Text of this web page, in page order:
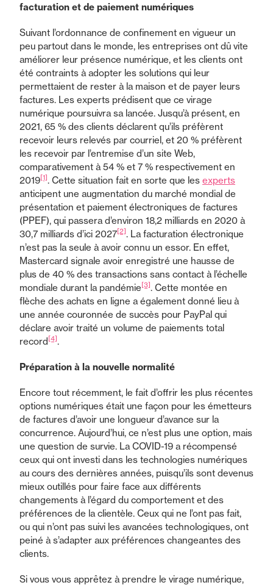
facturation et de paiement numériques
Suivant l’ordonnance de confinement en vigueur un
peu partout dans le monde, les entreprises ont dû vite
améliorer leur présence numérique, et les clients ont
été contraints à adopter les solutions qui leur
permettaient de rester à la maison et de payer leurs
factures. Les experts prédisent que ce virage
numérique poursuivra sa lancée. Jusqu’à présent, en
2021, 65 % des clients déclarent qu’ils préfèrent
recevoir leurs relevés par courriel, et 20 % préfèrent
les recevoir par l’entremise d’un site Web,
comparativement à 54 % et 7 % respectivement en
2019[1]. Cette situation fait en sorte que les experts
anticipent une augmentation du marché mondial de
présentation et paiement électroniques de factures
(PPEF), qui passera d’environ 18,2 milliards en 2020 à
30,7 milliards d’ici 2027[2]. La facturation électronique
n’est pas la seule à avoir connu un essor. En effet,
Mastercard signale avoir enregistré une hausse de
plus de 40 % des transactions sans contact à l’échelle
mondiale durant la pandémie[3]. Cette montée en
flèche des achats en ligne a également donné lieu à
une année couronnée de succès pour PayPal qui
déclare avoir traité un volume de paiements total
record[4].
Préparation à la nouvelle normalité
Encore tout récemment, le fait d’offrir les plus récentes
options numériques était une façon pour les émetteurs
de factures d’avoir une longueur d’avance sur la
concurrence. Aujourd’hui, ce n’est plus une option, mais
une question de survie. La COVID-19 a récompensé
ceux qui ont investi dans les technologies numériques
au cours des dernières années, puisqu’ils sont devenus
mieux outillés pour faire face aux différents
changements à l’égard du comportement et des
préférences de la clientèle. Ceux qui ne l’ont pas fait,
ou qui n’ont pas suivi les avancées technologiques, ont
peiné à s’adapter aux préférences changeantes des
clients.
Si vous vous apprêtez à prendre le virage numérique,